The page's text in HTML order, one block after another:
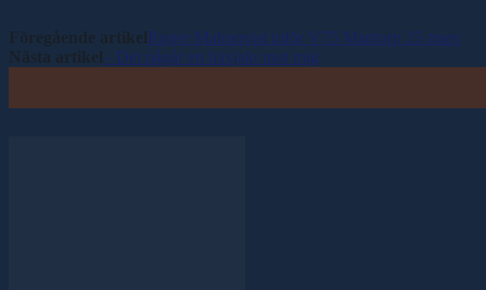
Föregående artikelRoger Malmqvist inför V75 Mantorp 25 mars
Nästa artikel– Det pågår en häxjakt mot mig